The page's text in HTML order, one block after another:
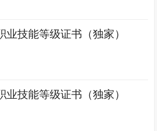
业技能等级证书（独家）
业技能等级证书（独家）